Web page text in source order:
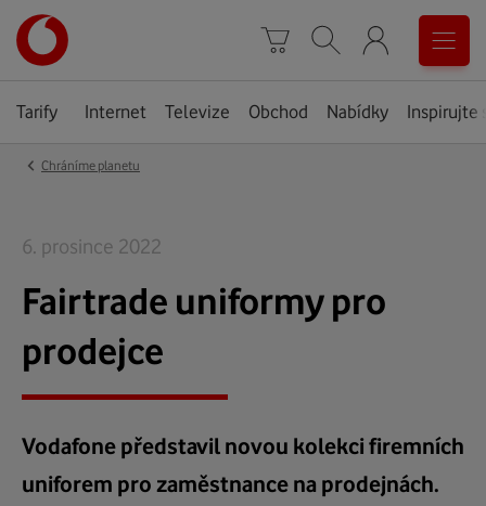
stránka
Košík Vyhledávání Menu
Tarify Internet Televize Obchod Nabídky Inspirujte
‹ Chráníme planetu
6. prosince 2022
Fairtrade uniformy pro
prodejce
Vodafone představil novou kolekci firemních
uniforem pro zaměstnance na prodejnách.